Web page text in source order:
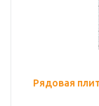
Рядовая